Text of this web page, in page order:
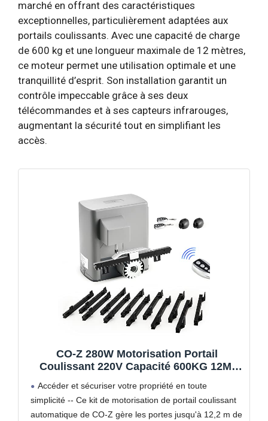
marché en offrant des caractéristiques
exceptionnelles, particulièrement adaptées aux
portails coulissants. Avec une capacité de charge
de 600 kg et une longueur maximale de 12 mètres,
ce moteur permet une utilisation optimale et une
tranquillité d’esprit. Son installation garantit un
contrôle impeccable grâce à ses deux
télécommandes et à ses capteurs infrarouges,
augmentant la sécurité tout en simplifiant les
accès.
CO-Z 280W Motorisation Portail
Coulissant 220V Capacité 600KG 12M,
Automatique avec 2 Télécommandes, 4m
Crémaillères, Capteurs Infrarouges
Accéder et sécuriser votre propriété en toute
simplicité -- Ce kit de motorisation de portail coulissant
automatique de CO-Z gère les portes jusqu'à 12,2 m de